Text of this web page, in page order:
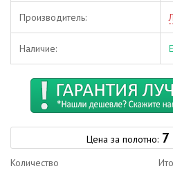
Производитель:
Наличие:
Цена за полотно:7
Количество